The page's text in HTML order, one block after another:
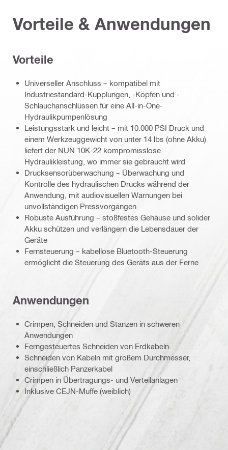
Vorteile & Anwendungen
Vorteile
Universeller Anschluss – kompatibel mit
Industriestandard-Kupplungen, -Köpfen und -
Schlauchanschlüssen für eine All-in-One-
Hydraulikpumpenlösung
Leistungsstark und leicht – mit 10.000 PSI Druck und
einem Werkzeuggewicht von unter 14 lbs (ohne Akku)
liefert der NUN 10K-22 kompromisslose
Hydraulikleistung, wo immer sie gebraucht wird
Drucksensorüberwachung – Überwachung und
Kontrolle des hydraulischen Drucks während der
Anwendung, mit audiovisuellen Warnungen bei
unvollständigen Pressvorgängen
Robuste Ausführung – stoßfestes Gehäuse und solider
Akku schützen und verlängern die Lebensdauer der
Geräte
Fernsteuerung – kabellose Bluetooth-Steuerung
ermöglicht die Steuerung des Geräts aus der Ferne
Anwendungen
Crimpen, Schneiden und Stanzen in schweren
Anwendungen
Ferngesteuertes Schneiden von Erdkabeln
Schneiden von Kabeln mit großem Durchmesser,
einschließlich Panzerkabel
Crimpen in Übertragungs- und Verteilanlagen
Inklusive CEJN-Muffe (weiblich)